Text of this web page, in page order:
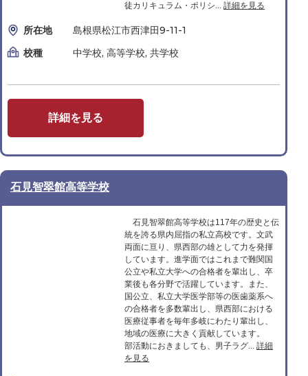
徒カリキュラム・ポリシ... 詳細を見る
所在地
島根県松江市西津田9-11-1
校種
中学校, 高等学校, 共学校
詳細を見る
石見智翠館高等学校
石見智翠館高等学校は117年の歴史と伝
統を誇る県内屈指の私立高校です。文武
両面に亘り、県西部の雄として力を発揮
しています。進学面ではこれまで難関国
公立や私立大学への合格者を輩出し、卒
業後も各分野で活躍しています。また、
国公立、私立大学医学部等の医歯薬系へ
の合格者を多数輩出し、県西部における
医療従事者を毎年多岐にわたり輩出し、
地域の医療に大きく貢献しています。
部活動におきましても、男子ラグ... 詳細
を見る